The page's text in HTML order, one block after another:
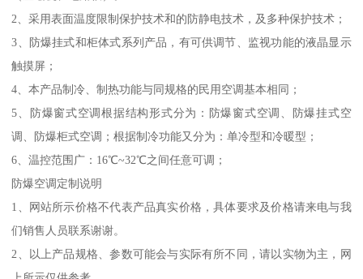
2、采用表面温度限制保护技术和的防静电技术，及多种保护技术；
3、防爆挂式和柜体式系列产品，有可供调节、监视功能的液晶显示
触摸屏；
4、本产品制冷、制热功能与同规格的民用空调基本相同；
5、防爆窗式空调根据结构形式分为：防爆窗式空调、防爆挂式空
调、防爆柜式空调；根据制冷功能又分为：单冷型和冷暖型；
6、温控范围广：16℃~32℃之间任意可调；
防爆空调定制说明
1、网站所示价格不代表产品真实价格，具体要求及价格请来电与我
们销售人员联系谢谢。
2、以上产品规格、参数可能会与实际有所不同，请以实物为主，网